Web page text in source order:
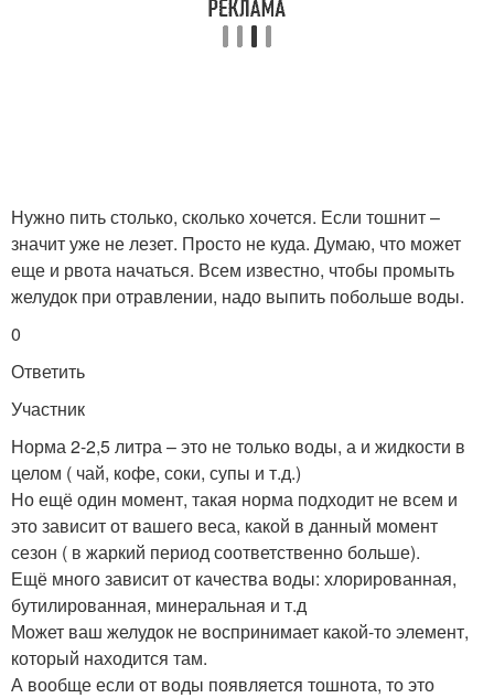
Нужно пить столько, сколько хочется. Если тошнит –
значит уже не лезет. Просто не куда. Думаю, что может
еще и рвота начаться. Всем известно, чтобы промыть
желудок при отравлении, надо выпить побольше воды.
0
Ответить
Участник
Норма 2-2,5 литра – это не только воды, а и жидкости в
целом ( чай, кофе, соки, супы и т.д.)
Но ещё один момент, такая норма подходит не всем и
это зависит от вашего веса, какой в данный момент
сезон ( в жаркий период соответственно больше).
Ещё много зависит от качества воды: хлорированная,
бутилированная, минеральная и т.д
Может ваш желудок не воспринимает какой-то элемент,
который находится там.
А вообще если от воды появляется тошнота, то это